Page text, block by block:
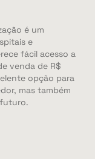
é um
e
fácil acesso a
venda de R$
opção para
mas também